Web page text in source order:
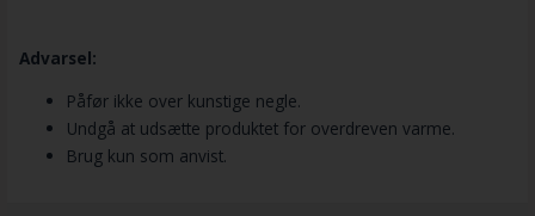
Advarsel:
Påfør ikke over kunstige negle.
Undgå at udsætte produktet for overdreven varme.
Brug kun som anvist.